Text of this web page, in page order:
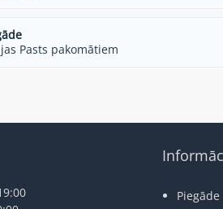
Pasts pakomātiem
Piegāde